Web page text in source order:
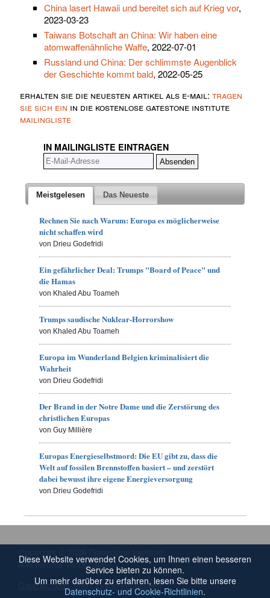
China lasert Hawaii und bereitet sich auf Krieg vor,
2023-03-23
Taiwans Botschaft an China: Wir haben eine
atomwaffenähnliche Waffe, 2022-07-01
Russland und China: Der schlimmste Augenblick
der Geschichte kommt bald, 2022-05-25
erhalten sie die neuesten artikel als e-mail: tragen
sie sich ein in die kostenlose gatestone institute
mailingliste
IN MAILINGLISTE EINTRAGEN
Meistgelesen Das Neueste
Rechnen Sie nach Warum: Europa es möglicherweise
nicht schaffen wird
von Drieu Godefridi
Ein gefährlicher Deal: Trumps "Board of Peace" und
die Hamas
von Khaled Abu Toameh
Trumps saudische Nuklear-Horrorshow
von Khaled Abu Toameh
Europa im Wunderland Belgien kriminalisiert die
Wahrheit
von Drieu Godefridi
Der Brand in der Notre Dame und die Zerstörung des
christlichen Europas
von Guy Millière
Europas Energieselbstmord: Die EU gibt zu, dass die
Welt auf fossilen Brennstoffen basiert – und zerstört
dabei bewusst ihre eigene Energieversorgung
von Drieu Godefridi
Alle Rechte vorbehalten.
Datenschutz- und Cookie-Richtlinien
Diese Website verwendet Cookies, um Ihnen einen besseren
Service bieten zu können.
Um mehr darüber zu erfahren, lesen Sie bitte unsere
Datenschutz- und Cookie-Richtlinien.